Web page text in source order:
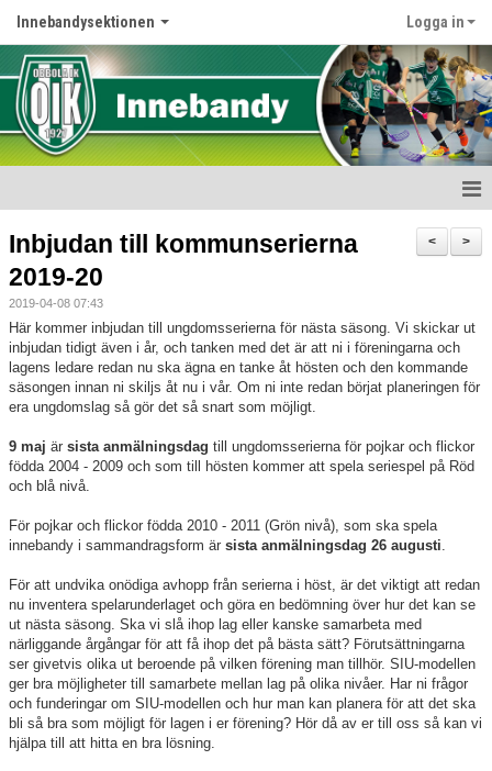
Innebandysektionen Logga in
Nyheter
Kalender
Dokument
Kontakt
Länkar
>
<
Inbjudan till kommunserierna
2019-20
2019-04-08 07:43
Här kommer inbjudan till ungdomsserierna för nästa säsong. Vi skickar ut
inbjudan tidigt även i år, och tanken med det är att ni i föreningarna och
lagens ledare redan nu ska ägna en tanke åt hösten och den kommande
säsongen innan ni skiljs åt nu i vår. Om ni inte redan börjat planeringen för
era ungdomslag så gör det så snart som möjligt.
9 maj är sista anmälningsdag till ungdomsserierna för pojkar och flickor
födda 2004 - 2009 och som till hösten kommer att spela seriespel på Röd
och blå nivå.
För pojkar och flickor födda 2010 - 2011 (Grön nivå), som ska spela
innebandy i sammandragsform är sista anmälningsdag 26 augusti.
För att undvika onödiga avhopp från serierna i höst, är det viktigt att redan
nu inventera spelarunderlaget och göra en bedömning över hur det kan se
ut nästa säsong. Ska vi slå ihop lag eller kanske samarbeta med
närliggande årgångar för att få ihop det på bästa sätt? Förutsättningarna
ser givetvis olika ut beroende på vilken förening man tillhör. SIU-modellen
ger bra möjligheter till samarbete mellan lag på olika nivåer. Har ni frågor
och funderingar om SIU-modellen och hur man kan planera för att det ska
bli så bra som möjligt för lagen i er förening? Hör då av er till oss så kan vi
hjälpa till att hitta en bra lösning.